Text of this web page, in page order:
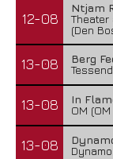
12-08
Ntjam
Theater
(Den
13-08
Berg
13-08
In
OM
13-08